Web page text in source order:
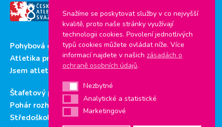
Pohybová gramotnost
Atletika pro děti
Jsem atlet
Štafetový pohár
Pohár rozhlasu
Středoškolský pohár
Snažíme se poskytovat služby v co nejvyšší
kvalitě, proto naše stránky využívají
technologii cookies. Povolení jednotlivých
typů cookies můžete ovládat níže. Více
informací najdete v našich zásadách o
ochraně osobních údajů.
NezbytnéNezbytné
Analytické a statistické
Analytické a statistické
MarketingovéMarketingové